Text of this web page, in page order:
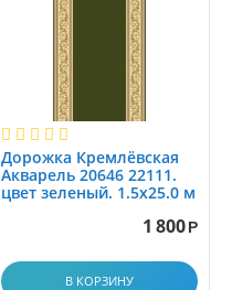
Дорожка Кремлёвская
Акварель 20646 22111.
цвет зеленый. 1.5x25.0 м
1 800 Р
В КОРЗИНУ